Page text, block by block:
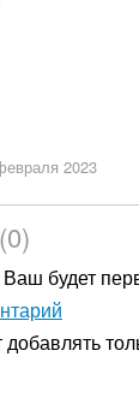
2023
будет